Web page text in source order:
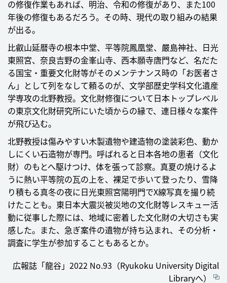
の修復作業もあれば、明治、令和の修復があり、また100
年後の修復もあるだろう。その時、現代の取り組みの結果
が出る。
比叡山延暦寺の根本中堂、平等院鳳凰堂、嚴島神社、日光
東照宮、奈良吉野の金峯山寺、西本願寺唐門など、名だた
る国宝・重要文化財等がそのメンテナンス時の「お医者さ
ん」として列をなして頼るのが、文学部歴史学科文化遺産
学専攻の北野教授。 文化財修復について日本トップレベル
の東京文化財研究所にいた頃からの縁で、連日様々な案件
が飛び込む。
北野教授は傷みやすい木製遺物や建造物の塗装彩色、動か
しにくい石造物が専門。呼ばれると日本各地の患者（文化
財）のもとへ駆けつけ、体を張って診察。真夏の焼けるよ
うに熱い平等院の瓦の上を、裸足で歩いて登ったり、雪降
り積もる真冬の夜に日光東照宮陽明門でX線写真を撮り続
けたことも。東日本大震災被災地の文化財等レスキュー活
動に従事した際には、地域に密着した文化財の大切さも実
感した。また、急ぎ案件の遺物が持ち込まれ、その分析・
調査に学生が参加することもあるとか。
広報誌「龍谷」2022 No.93（Ryukoku University Digital
Libraryへ）